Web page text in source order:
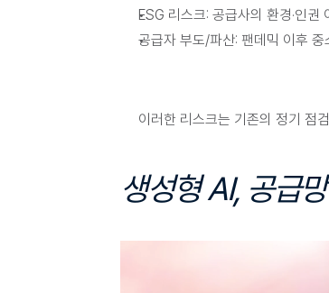
ESG 리스크: 공급사의 환경·인권
공급자 부도/파산: 팬데믹 이후
이러한 리스크는 기존의 정기 점
생성형 AI, 공급